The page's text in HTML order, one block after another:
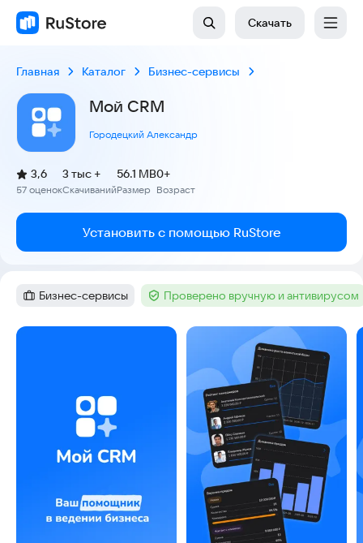
Скачать
Главная Каталог Бизнес-сервисы
Мой CRM
Городецкий Александр
Рейтинг:
3,6
(
57 оценок
)
Скачиваний
3 тыс +
Размер
56.1 MB
Возраст
0+
Установить с помощью RuStore
Категория :
Бизнес-сервисы Тег :Проверено вручную и антивирусом
Скриншоты